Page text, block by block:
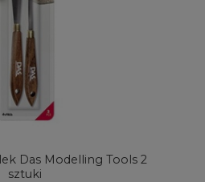
Das Modelling Tools 2
sztuki